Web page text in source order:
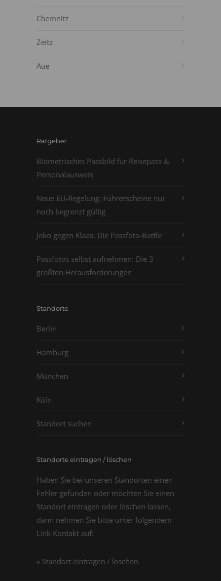
Chemnitz
Zeitz
Aue
Ratgeber
Biometrisches Passbild für Reisepass &
Personalausweis
Neue EU-Regelung: Führerscheine nur
noch begrenzt gültig
Joko gegen Klaas: Die Passfoto-Battle
Passfotos selbst aufnehmen: Die 3
größten Herausforderungen
Standorte
Berlin
Hamburg
München
Köln
Standort suchen
Standorte eintragen / löschen
Haben Sie bei unseren Standorten einen
Fehler gefunden oder möchten Sie einen
Standort eintragen oder löschen lassen,
dann nehmen Sie bitte unter folgendem
Link Kontakt auf:
» Standort eintragen / löschen